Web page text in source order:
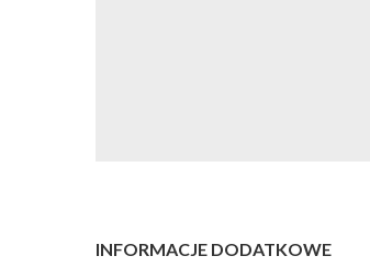
INFORMACJE DODATKOWE